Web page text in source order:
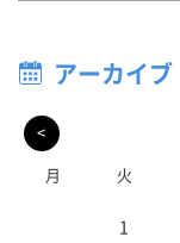
アーカイブ
<
月 火
1